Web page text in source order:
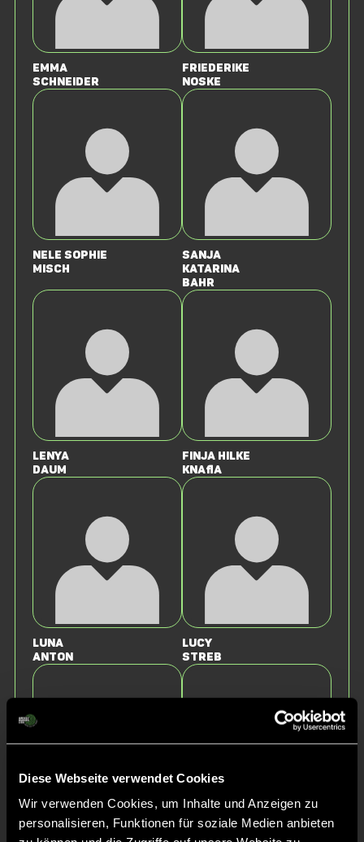
Diese Webseite verwendet Cookies
Wir verwenden Cookies, um Inhalte und Anzeigen zu
personalisieren, Funktionen für soziale Medien anbieten
Emma
Schneider
Friederike
Noske
Nele Sophie
Misch
Sanja
Katarina
Bahr
Lenya
Daum
Finja Hilke
Knafla
Luna
Anton
Lucy
Streb
Annerieke
Janne